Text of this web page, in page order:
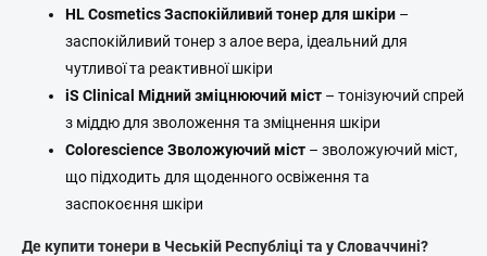
HL Cosmetics Заспокійливий тонер для шкіри –
заспокійливий тонер з алое вера, ідеальний для
чутливої та реактивної шкіри
iS Clinical Мідний зміцнюючий міст – тонізуючий спрей
з міддю для зволоження та зміцнення шкіри
Colorescience Зволожуючий міст – зволожуючий міст,
що підходить для щоденного освіження та
заспокоєння шкіри
Де купити тонери в Чеській Республіці та у Словаччині?